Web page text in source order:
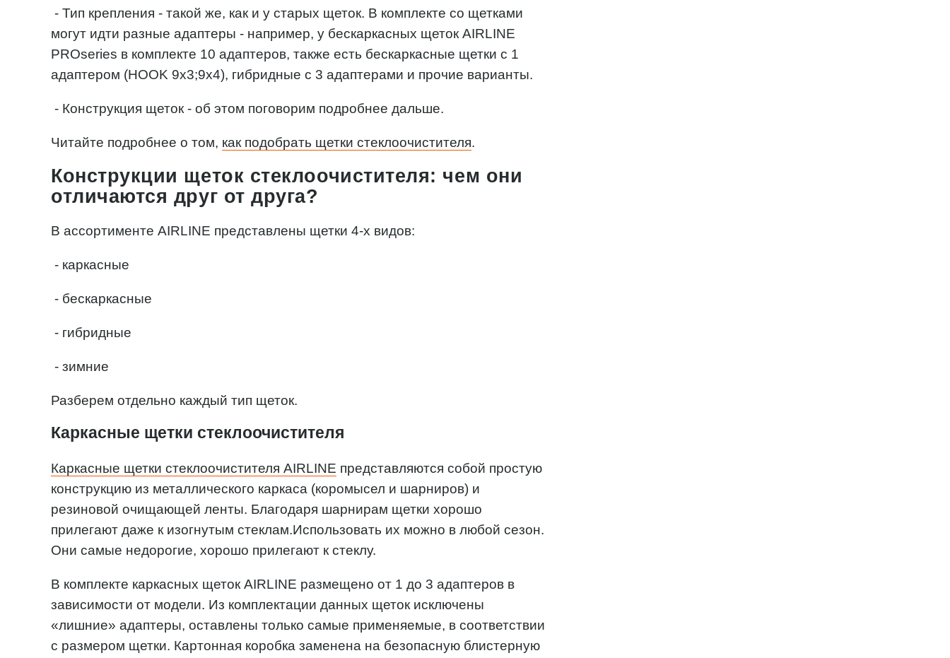
- Тип крепления - такой же, как и у старых щеток. В комплекте со щетками
могут идти разные адаптеры - например, у бескаркасных щеток AIRLINE
PROseries в комплекте 10 адаптеров, также есть бескаркасные щетки с 1
адаптером (HOOK 9х3;9х4), гибридные с 3 адаптерами и прочие варианты.
- Конструкция щеток - об этом поговорим подробнее дальше.
Читайте подробнее о том, как подобрать щетки стеклоочистителя.
Конструкции щеток стеклоочистителя: чем они
отличаются друг от друга?
В ассортименте AIRLINE представлены щетки 4-х видов:
- каркасные
- бескаркасные
- гибридные
- зимние
Разберем отдельно каждый тип щеток.
Каркасные щетки стеклоочистителя
Каркасные щетки стеклоочистителя AIRLINE представляются собой простую
конструкцию из металлического каркаса (коромысел и шарниров) и
резиновой очищающей ленты. Благодаря шарнирам щетки хорошо
прилегают даже к изогнутым стеклам.Использовать их можно в любой сезон.
Они самые недорогие, хорошо прилегают к стеклу.
В комплекте каркасных щеток AIRLINE размещено от 1 до 3 адаптеров в
зависимости от модели. Из комплектации данных щеток исключены
«лишние» адаптеры, оставлены только самые применяемые, в соответствии
с размером щетки. Картонная коробка заменена на безопасную блистерную